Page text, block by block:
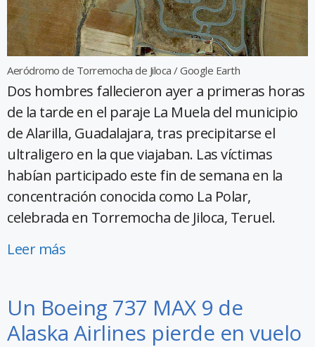
Aeródromo de Torremocha de Jiloca / Google Earth
Dos hombres fallecieron ayer a primeras horas
de la tarde en el paraje La Muela del municipio
de Alarilla, Guadalajara, tras precipitarse el
ultraligero en la que viajaban. Las víctimas
habían participado este fin de semana en la
concentración conocida como La Polar,
celebrada en Torremocha de Jiloca, Teruel.
Leer más
Un Boeing 737 MAX 9 de
Alaska Airlines pierde en vuelo